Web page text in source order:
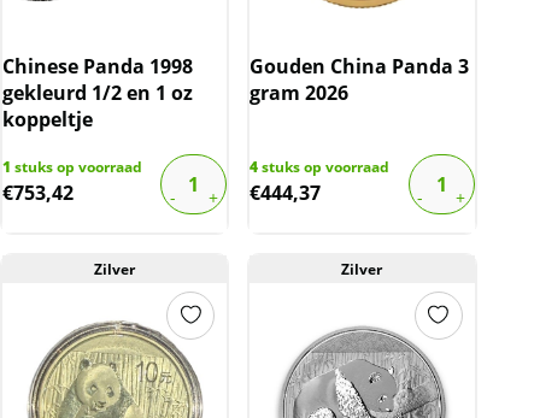
Chinese Panda 1998
gekleurd 1/2 en 1 oz
koppeltje
1 stuks op voorraad
€753,42
Gouden China Panda 3
gram 2026
4stuks op voorraad
€444,37
Zilver Zilver